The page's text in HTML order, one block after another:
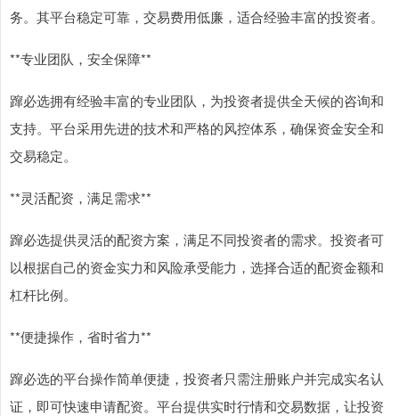
务。其平台稳定可靠，交易费用低廉，适合经验丰富的投资者。
**专业团队，安全保障**
蹿必选拥有经验丰富的专业团队，为投资者提供全天候的咨询和
支持。平台采用先进的技术和严格的风控体系，确保资金安全和
交易稳定。
**灵活配资，满足需求**
蹿必选提供灵活的配资方案，满足不同投资者的需求。投资者可
以根据自己的资金实力和风险承受能力，选择合适的配资金额和
杠杆比例。
**便捷操作，省时省力**
蹿必选的平台操作简单便捷，投资者只需注册账户并完成实名认
证，即可快速申请配资。平台提供实时行情和交易数据，让投资